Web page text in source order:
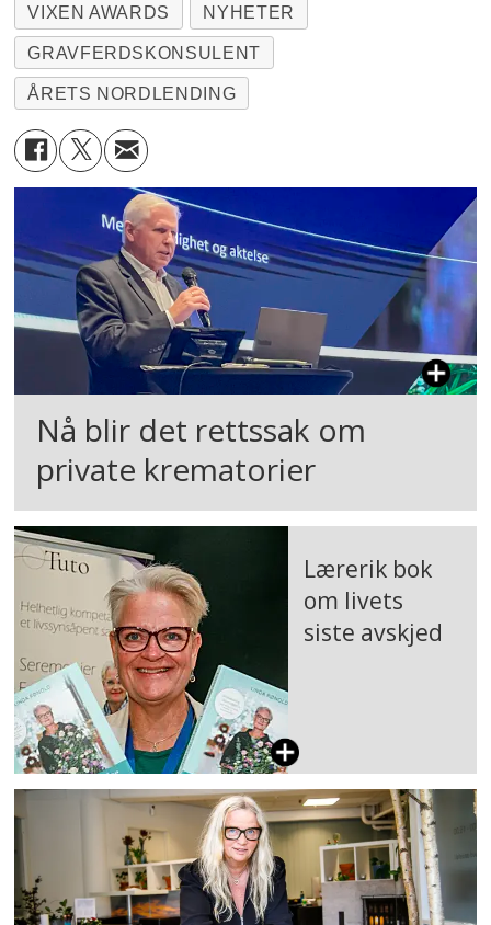
VIXEN AWARDS NYHETER
GRAVFERDSKONSULENT
ÅRETS NORDLENDING
Nå blir det rettssak om
private krematorier
Lærerik bok
om livets
siste avskjed